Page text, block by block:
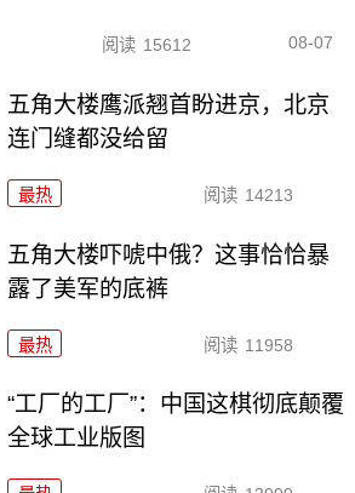
阅读 15612 08-07
五角大楼鹰派翘首盼进京，北京
连门缝都没给留
最热 阅读 14213
五角大楼吓唬中俄？这事恰恰暴
露了美军的底裤
最热 阅读 11958
“工厂的工厂”：中国这棋彻底颠覆
全球工业版图